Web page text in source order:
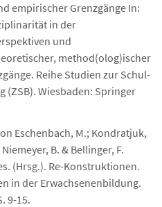
empirischer Grenzgänge In:
in der
und
method(olog)ischer
Reihe Studien zur Schul-
(ZSB). Wiesbaden: Springer
Eschenbach, M.; Kondratjuk,
B. & Bellinger, F.
(Hrsg.). Re-Konstruktionen.
in der Erwachsenenbildung.
9-15.